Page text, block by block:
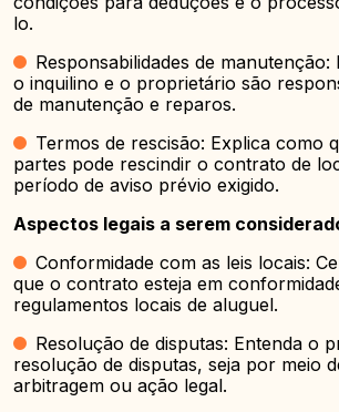
lo.
Responsabilidades de
o inquilino e o proprietário são
de manutenção e reparos.
Termos de rescisão: Explica como
partes pode rescindir o contrato de
período de aviso prévio exigido.
Aspectos legais a serem
Conformidade com as leis locais:
que o contrato esteja em
regulamentos locais de aluguel.
Resolução de disputas: Entenda o
resolução de disputas, seja por meio
arbitragem ou ação legal.